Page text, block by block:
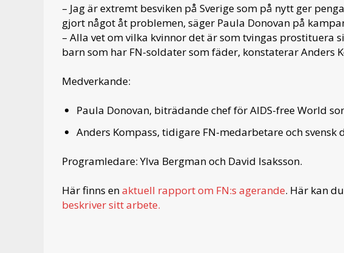
– Jag är extremt besviken på Sverige som på nytt ger
gjort något åt problemen, säger Paula Donovan på
– Alla vet om vilka kvinnor det är som tvingas prostituera
barn som har FN-soldater som fäder, konstaterar Anders
Medverkande:
Paula Donovan, biträdande chef för AIDS-free World
Anders Kompass, tidigare FN-medarbetare och svensk
Programledare: Ylva Bergman och David Isaksson.
Här finns enaktuell rapport om FN:s agerande. Här kan
beskriver sitt arbete.